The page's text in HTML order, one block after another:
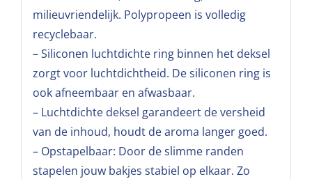
milieuvriendelijk. Polypropeen is volledig
recyclebaar.
– Siliconen luchtdichte ring binnen het deksel
zorgt voor luchtdichtheid. De siliconen ring is
ook afneembaar en afwasbaar.
– Luchtdichte deksel garandeert de versheid
van de inhoud, houdt de aroma langer goed.
– Opstapelbaar: Door de slimme randen
stapelen jouw bakjes stabiel op elkaar. Zo